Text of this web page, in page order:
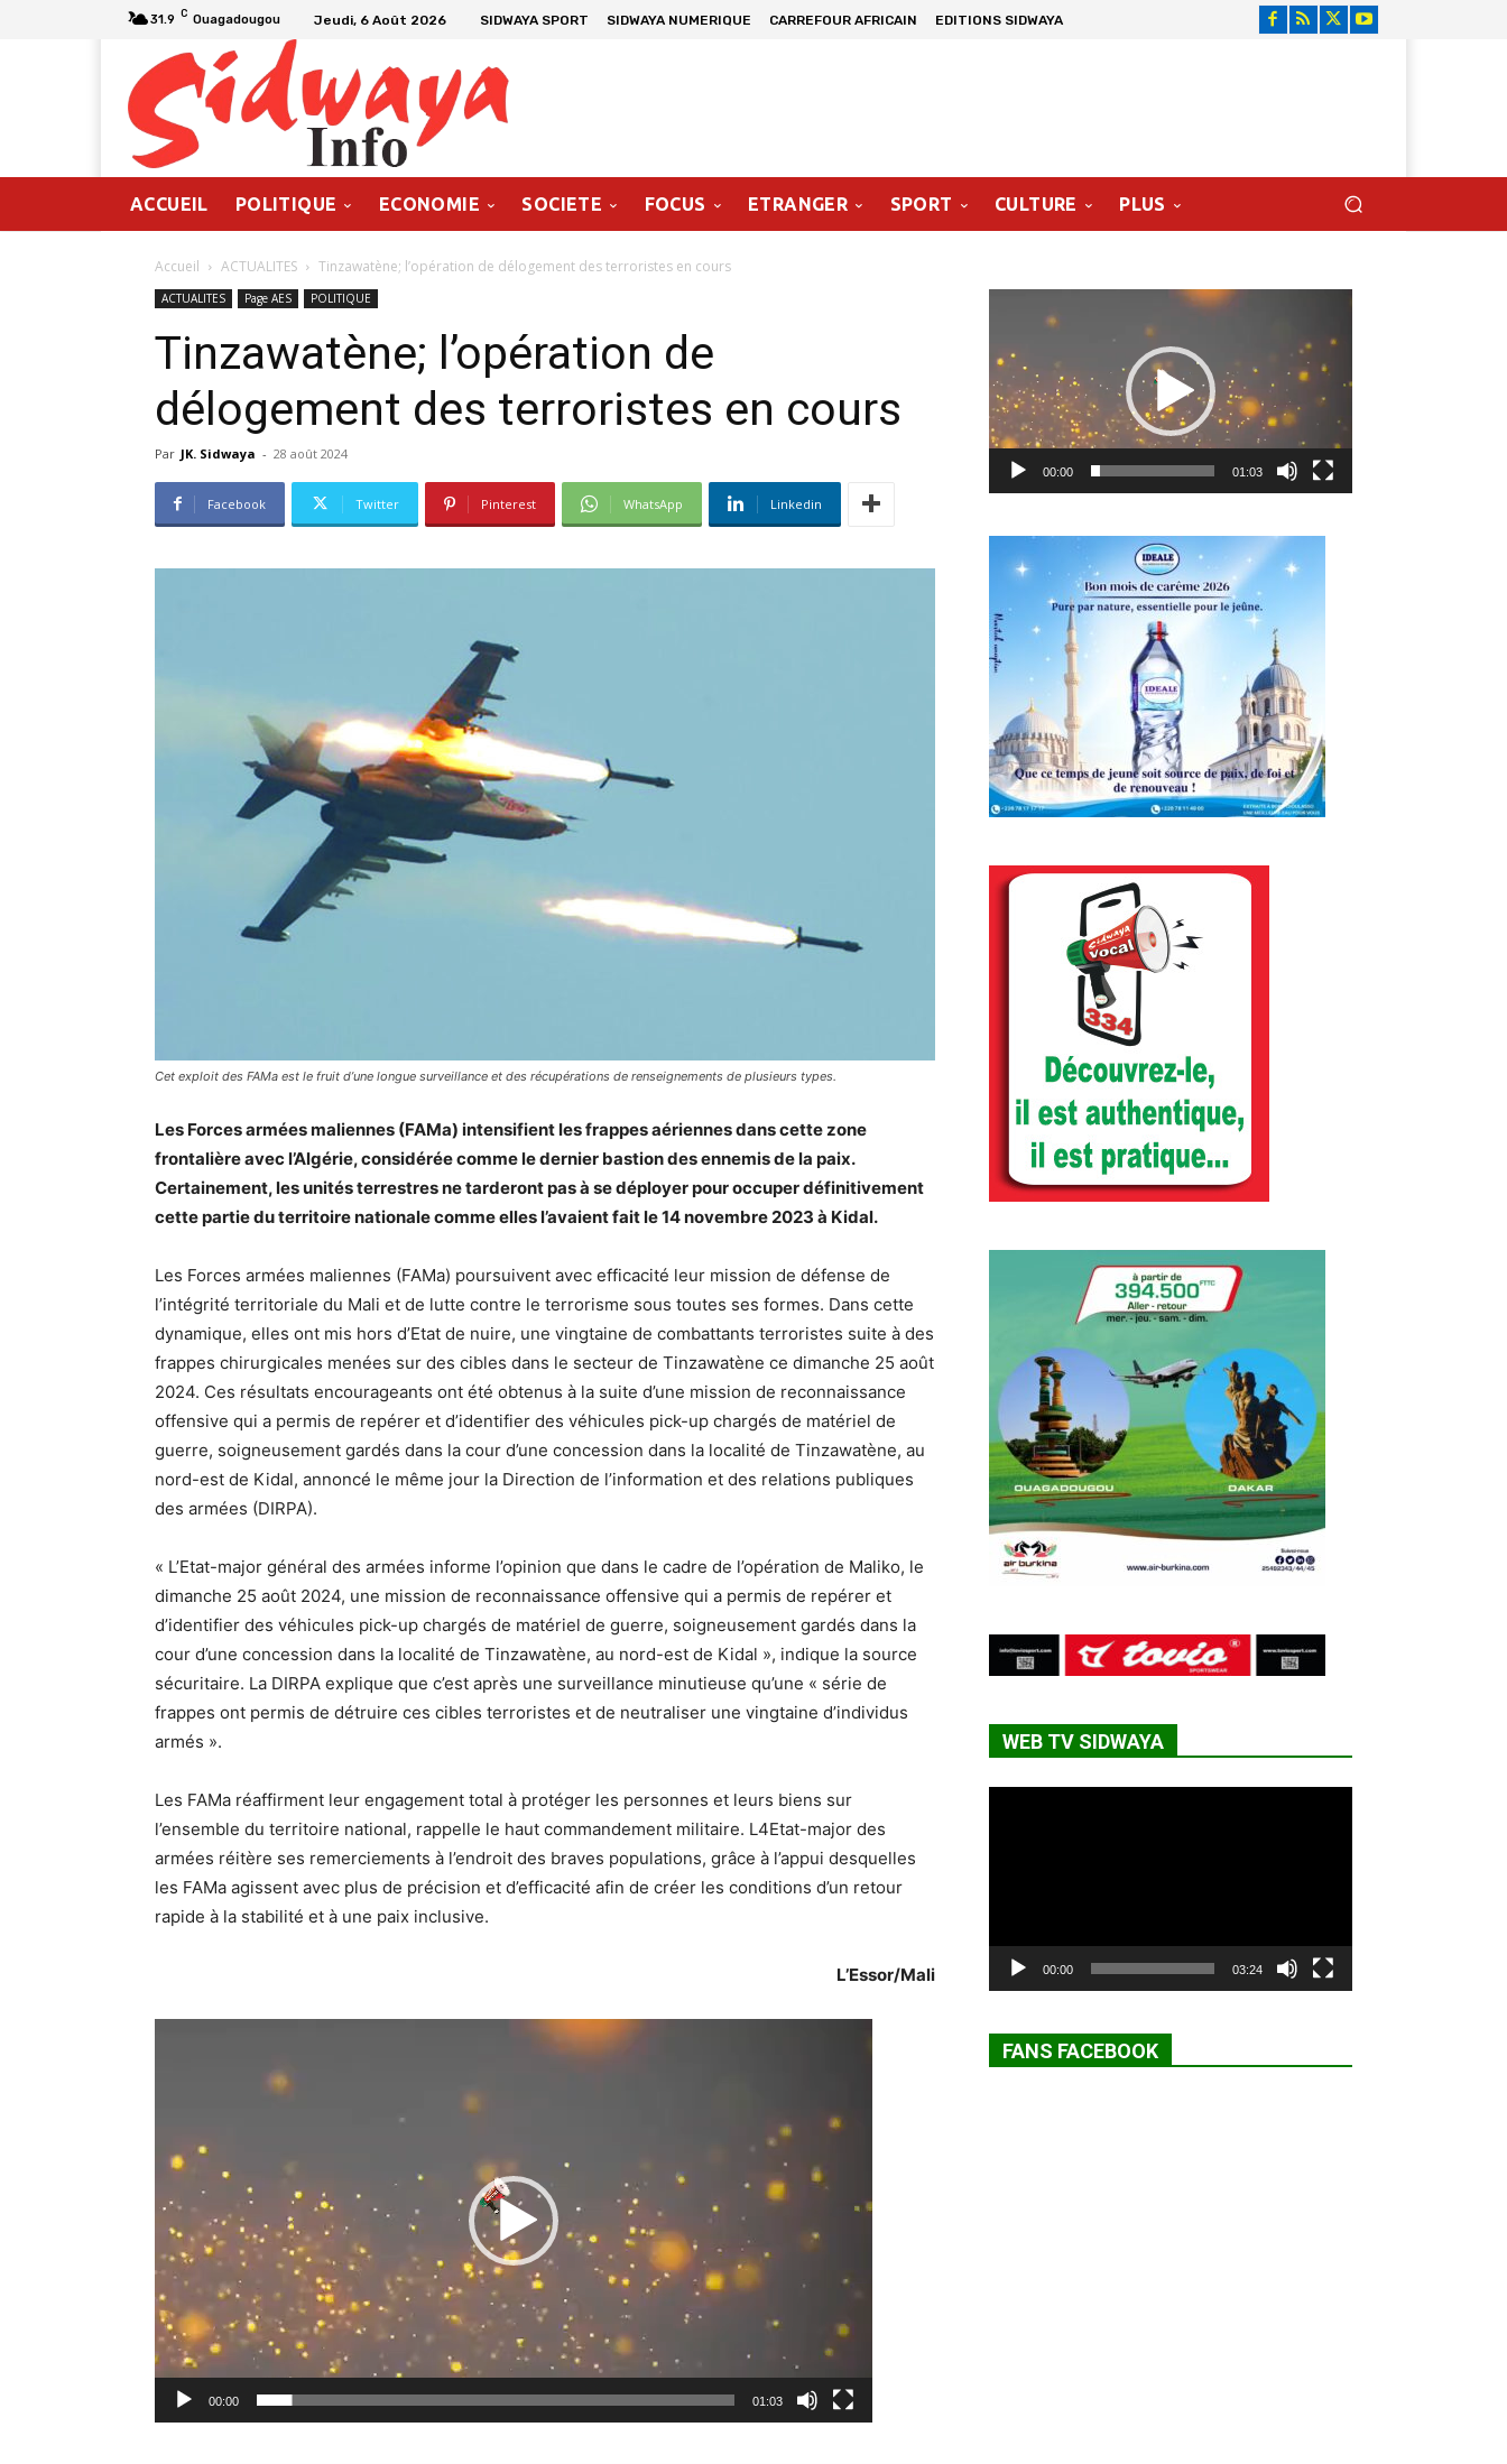
31.9 C Ouagadougou Jeudi, 6 Août 2026 SIDWAYA SPORT SIDWAYA NUMERIQUE CARREFOUR AFRICAIN EDITIONS SIDWAYA
ACCUEIL POLITIQUE ECONOMIE SOCIETE FOCUS ETRANGER SPORT CULTURE PLUS
Accueil ACTUALITES Tinzawatène; l’opération de délogement des terroristes en cours
ACTUALITES Page AES POLITIQUE
Tinzawatène; l’opération de
délogement des terroristes en cours
Par JK. Sidwaya - 28 août 2024
Facebook Twitter Pinterest WhatsApp Linkedin
Cet exploit des FAMa est le fruit d’une longue surveillance et des récupérations de renseignements de plusieurs types.
Les Forces armées maliennes (FAMa) intensifient les frappes aériennes dans cette zone
frontalière avec l’Algérie, considérée comme le dernier bastion des ennemis de la paix.
Certainement, les unités terrestres ne tarderont pas à se déployer pour occuper définitivement
cette partie du territoire nationale comme elles l’avaient fait le 14 novembre 2023 à Kidal.
Les Forces armées maliennes (FAMa) poursuivent avec efficacité leur mission de défense de
l’intégrité territoriale du Mali et de lutte contre le terrorisme sous toutes ses formes. Dans cette
dynamique, elles ont mis hors d’Etat de nuire, une vingtaine de combattants terroristes suite à des
frappes chirurgicales menées sur des cibles dans le secteur de Tinzawatène ce dimanche 25 août
2024. Ces résultats encourageants ont été obtenus à la suite d’une mission de reconnaissance
offensive qui a permis de repérer et d’identifier des véhicules pick-up chargés de matériel de
guerre, soigneusement gardés dans la cour d’une concession dans la localité de Tinzawatène, au
nord-est de Kidal, annoncé le même jour la Direction de l’information et des relations publiques
des armées (DIRPA).
« L’Etat-major général des armées informe l’opinion que dans le cadre de l’opération de Maliko, le
dimanche 25 août 2024, une mission de reconnaissance offensive qui a permis de repérer et
d’identifier des véhicules pick-up chargés de matériel de guerre, soigneusement gardés dans la
cour d’une concession dans la localité de Tinzawatène, au nord-est de Kidal », indique la source
sécuritaire. La DIRPA explique que c’est après une surveillance minutieuse qu’une « série de
frappes ont permis de détruire ces cibles terroristes et de neutraliser une vingtaine d’individus
armés ».
Les FAMa réaffirment leur engagement total à protéger les personnes et leurs biens sur
l’ensemble du territoire national, rappelle le haut commandement militaire. L4Etat-major des
armées réitère ses remerciements à l’endroit des braves populations, grâce à l’appui desquelles
les FAMa agissent avec plus de précision et d’efficacité afin de créer les conditions d’un retour
rapide à la stabilité et à une paix inclusive.
L’Essor/Mali
Lecteur
00:00 01:03
00:00 01:03
WEB TV SIDWAYA
00:00 03:24
FANS FACEBOOK